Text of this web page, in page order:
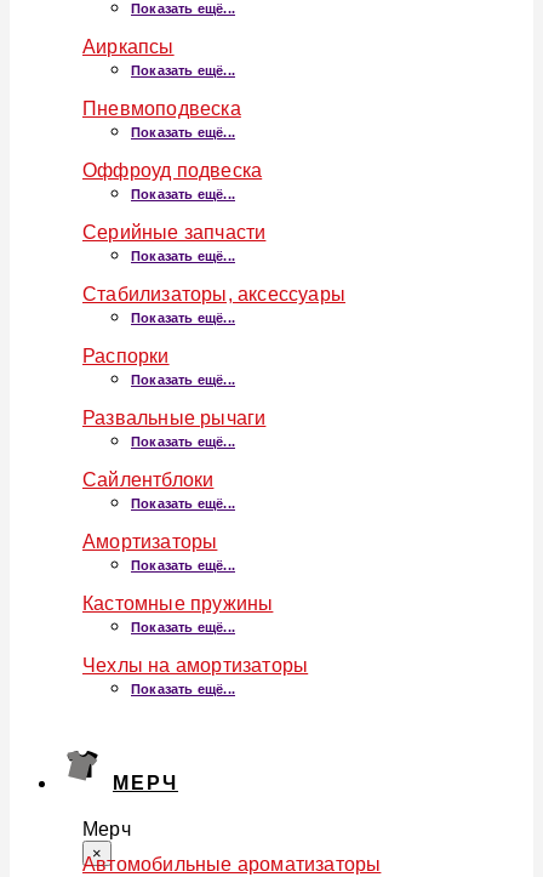
Показать ещё...
Аиркапсы
Показать ещё...
Пневмоподвеска
Показать ещё...
Оффроуд подвеска
Показать ещё...
Серийные запчасти
Показать ещё...
Стабилизаторы, аксессуары
Показать ещё...
Распорки
Показать ещё...
Развальные рычаги
Показать ещё...
Сайлентблоки
Показать ещё...
Амортизаторы
Показать ещё...
Кастомные пружины
Показать ещё...
Чехлы на амортизаторы
Показать ещё...
МЕРЧ
Мерч
×
Автомобильные ароматизаторы